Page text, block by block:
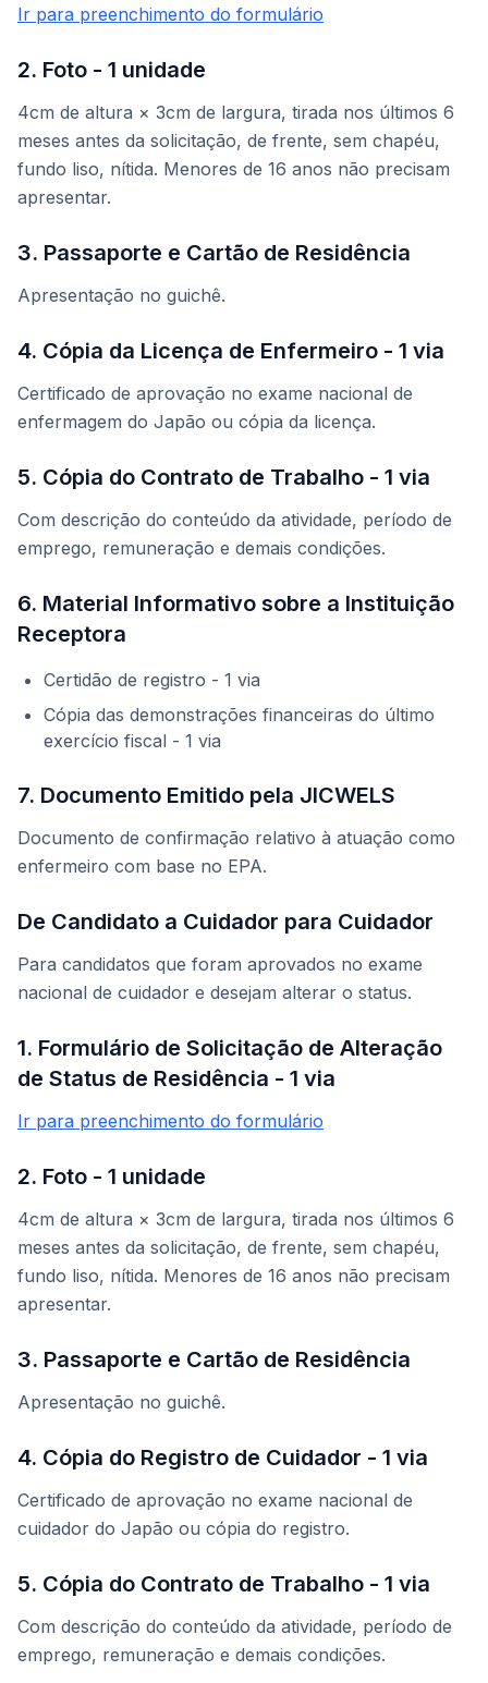
Ir para preenchimento do formulário
2. Foto - 1 unidade
4cm de altura × 3cm de largura, tirada nos últimos 6
meses antes da solicitação, de frente, sem chapéu,
fundo liso, nítida. Menores de 16 anos não precisam
apresentar.
3. Passaporte e Cartão de Residência
Apresentação no guichê.
4. Cópia da Licença de Enfermeiro - 1 via
Certificado de aprovação no exame nacional de
enfermagem do Japão ou cópia da licença.
5. Cópia do Contrato de Trabalho - 1 via
Com descrição do conteúdo da atividade, período de
emprego, remuneração e demais condições.
6. Material Informativo sobre a Instituição
Receptora
Certidão de registro - 1 via
Cópia das demonstrações financeiras do último
exercício fiscal - 1 via
7. Documento Emitido pela JICWELS
Documento de confirmação relativo à atuação como
enfermeiro com base no EPA.
De Candidato a Cuidador para Cuidador
Para candidatos que foram aprovados no exame
nacional de cuidador e desejam alterar o status.
1. Formulário de Solicitação de Alteração
de Status de Residência - 1 via
Ir para preenchimento do formulário
2. Foto - 1 unidade
4cm de altura × 3cm de largura, tirada nos últimos 6
meses antes da solicitação, de frente, sem chapéu,
fundo liso, nítida. Menores de 16 anos não precisam
apresentar.
3. Passaporte e Cartão de Residência
Apresentação no guichê.
4. Cópia do Registro de Cuidador - 1 via
Certificado de aprovação no exame nacional de
cuidador do Japão ou cópia do registro.
5. Cópia do Contrato de Trabalho - 1 via
Com descrição do conteúdo da atividade, período de
emprego, remuneração e demais condições.